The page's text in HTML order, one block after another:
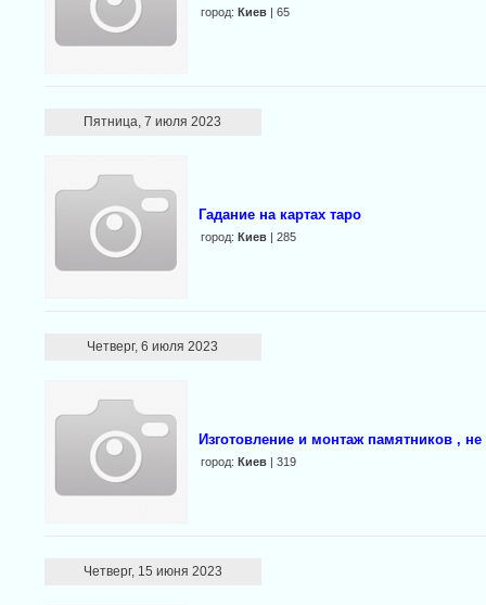
город: Киев| 65
Пятница, 7 июля 2023
Гадание на картах таро
город: Киев| 285
Четверг, 6 июля 2023
Изготовление и монтаж памятников , не
город: Киев| 319
Четверг, 15 июня 2023